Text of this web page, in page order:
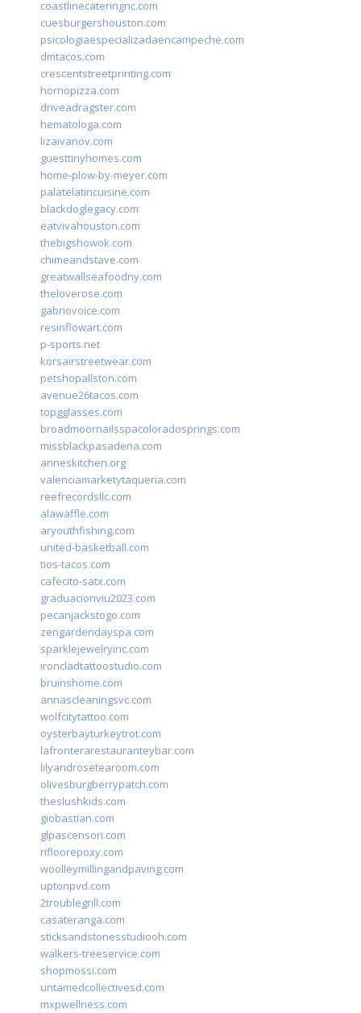
coastlinecateringnc.com
cuesburgershouston.com
psicologiaespecializadaencampeche.com
dmtacos.com
crescentstreetprinting.com
hornopizza.com
driveadragster.com
hematologa.com
lizaivanov.com
guesttinyhomes.com
home-plow-by-meyer.com
palatelatincuisine.com
blackdoglegacy.com
eatvivahouston.com
thebigshowok.com
chimeandstave.com
greatwallseafoodny.com
theloverose.com
gabriovoice.com
resinflowart.com
p-sports.net
korsairstreetwear.com
petshopallston.com
avenue26tacos.com
topgglasses.com
broadmoornailsspacoloradosprings.com
missblackpasadena.com
anneskitchen.org
valenciamarketytaqueria.com
reefrecordsllc.com
alawaffle.com
aryouthfishing.com
united-basketball.com
tios-tacos.com
cafecito-satx.com
graduacionviu2023.com
pecanjackstogo.com
zengardendayspa.com
sparklejewelryinc.com
ironcladtattoostudio.com
bruinshome.com
annascleaningsvc.com
wolfcitytattoo.com
oysterbayturkeytrot.com
lafronterarestauranteybar.com
lilyandrosetearoom.com
olivesburgberrypatch.com
theslushkids.com
giobastian.com
glpascensori.com
rifloorepoxy.com
woolleymillingandpaving.com
uptonpvd.com
2troublegrill.com
casateranga.com
sticksandstonesstudiooh.com
walkers-treeservice.com
shopmossi.com
untamedcollectivesd.com
mxpwellness.com